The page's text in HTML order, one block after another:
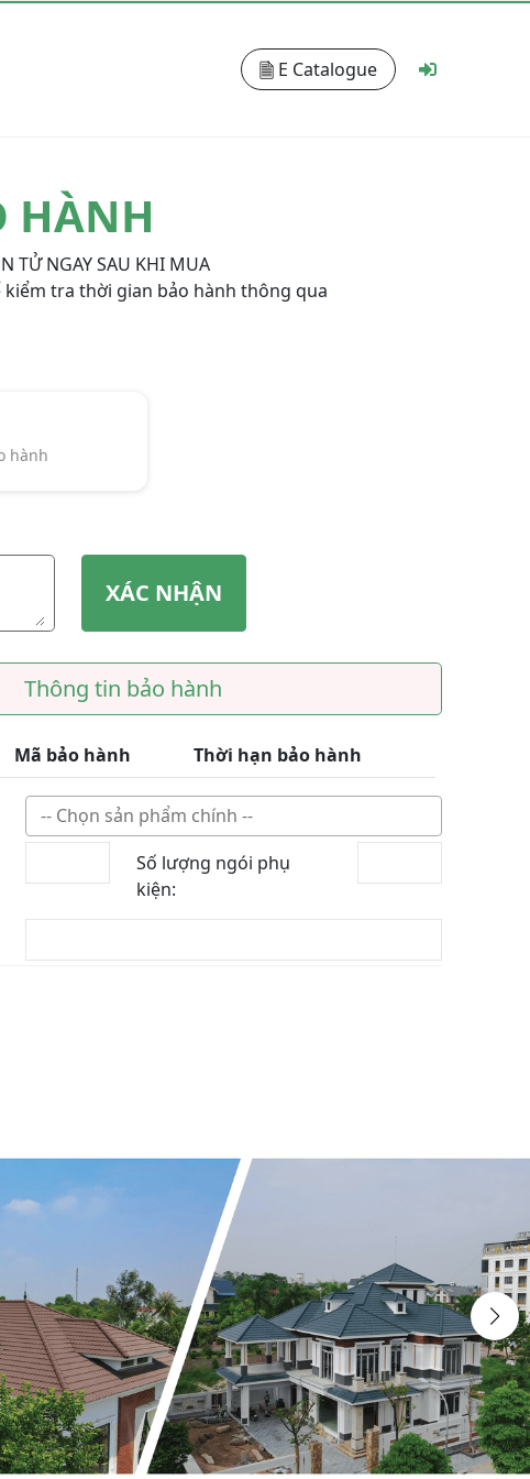
E Catalogue
HÀNH
TỬ NGAY SAU KHI MUA
kiểm tra thời gian bảo hành thông qua
hành
XÁC NHẬN
Thông tin bảo hành
Mã bảo hành Thời hạn bảo hành
Số lượng ngói phụ
kiện: